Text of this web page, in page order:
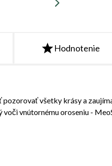
Hodnotenie
všetky krásy a
vnútornému oroseniu -